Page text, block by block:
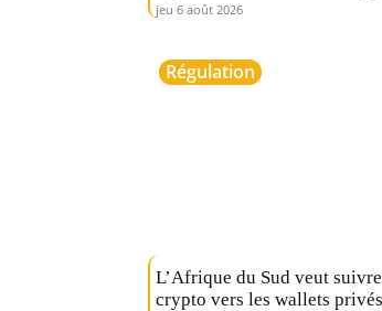
jeu 6 août 2026
Régulation
L’Afrique du Sud veut
crypto vers les wallets privés